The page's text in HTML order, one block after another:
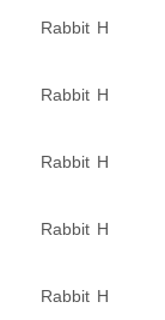
Rabbit H
Rabbit H
Rabbit H
Rabbit H
Rabbit H